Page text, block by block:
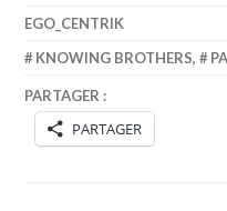
EGO_CENTRIK
KNOWING BROTHERS,
PARTAGER :
PARTAGER